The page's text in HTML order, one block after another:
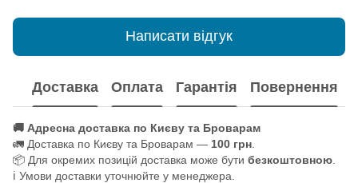
Написати відгук
Доставка Оплата Гарантія Повернення
🚚 Адресна доставка по Києву та Броварам
🚛 Доставка по Києву та Броварам — 100 грн
📦 Для окремих позицій доставка може бути безкоштовною
ℹ️ Умови доставки уточнюйте у менеджера.